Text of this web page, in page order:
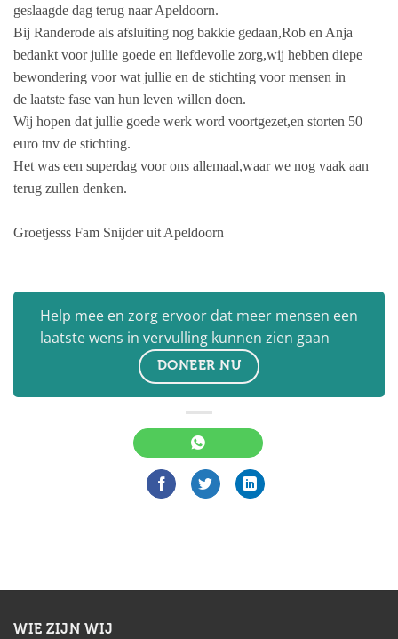
geslaagde dag terug naar Apeldoorn.
Bij Randerode als afsluiting nog bakkie gedaan,Rob en Anja
bedankt voor jullie goede en liefdevolle zorg,wij hebben diepe
bewondering voor wat jullie en de stichting voor mensen in
de laatste fase van hun leven willen doen.
Wij hopen dat jullie goede werk word voortgezet,en storten 50
euro tnv de stichting.
Het was een superdag voor ons allemaal,waar we nog vaak aan
terug zullen denken.
Groetjesss Fam Snijder uit Apeldoorn
Help mee en zorg ervoor dat meer mensen een
laatste wens in vervulling kunnen zien gaan
DONEER NU
WIE ZIJN WIJ